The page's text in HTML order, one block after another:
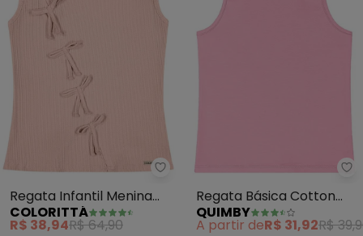
Colorittá - Regata Infantil
Regata Infantil Menina
Canelada Laços (Rosa)
COLORITTÁ
R$ 38,94R$ 64,90
Regata Básica Cotton
Menina (Rosa)
QUIMBY
A partir deR$ 31,92R$